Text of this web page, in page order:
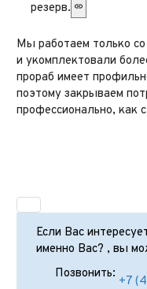
резерв.
Мы работаем только
и укомплектовали
прораб имеет
поэтому закрываем
профессионально, как
Если Вас
именно Вас? , вы
Позвонить:
+7